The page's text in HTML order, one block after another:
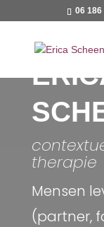
06 186
therapie
Mensen
(partner,